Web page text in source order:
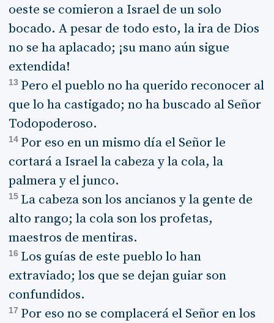
oeste se comieron a Israel de un solo
bocado. A pesar de todo esto, la ira de Dios
no se ha aplacado; ¡su mano aún sigue
extendida!
13 Pero el pueblo no ha querido reconocer al
que lo ha castigado; no ha buscado al Señor
Todopoderoso.
14 Por eso en un mismo día el Señor le
cortará a Israel la cabeza y la cola, la
palmera y el junco.
15 La cabeza son los ancianos y la gente de
alto rango; la cola son los profetas,
maestros de mentiras.
16 Los guías de este pueblo lo han
extraviado; los que se dejan guiar son
confundidos.
17 Por eso no se complacerá el Señor en los